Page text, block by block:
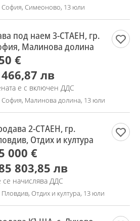
София, Симеоново, 13 юли
под наем 3-СТАЕН, гр.
Малинова долина
€
лв
е с включен ДДС
София, Малинова долина, 13 юли
2-СТАЕН, гр.
Отдих и култура
000 €
803,85 лв
се начислява ДДС
Пловдив, Отдих и култура, 13 юли